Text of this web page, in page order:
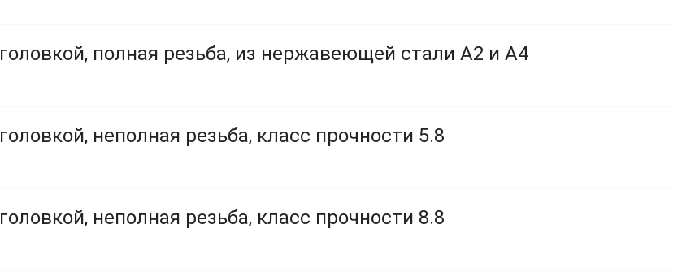
полная резьба, из нержавеющей стали A2 и A4
неполная резьба, класс прочности 5.8
неполная резьба, класс прочности 8.8